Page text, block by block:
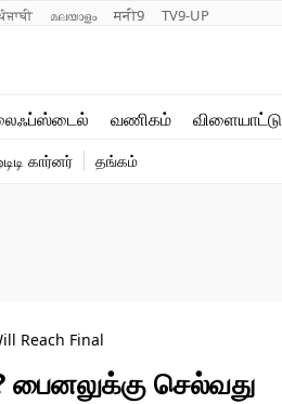
മലയാളം मनी9 TV9-UP
வணிகம் விளையாட்டு
வைரல்
கார்னர் தங்கம்
Reach Final
பைனலுக்கு செல்வது